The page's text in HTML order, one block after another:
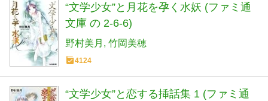
“文学少女”と月花を孕く水妖 (ファミ通
文庫 の 2-6-6)
野村美月 竹岡美穂
4124
“文学少女”と恋する挿話集 1 (ファミ通